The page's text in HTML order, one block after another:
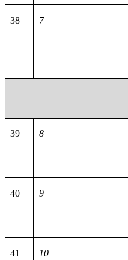
38 7
39 8
40 9
41 10